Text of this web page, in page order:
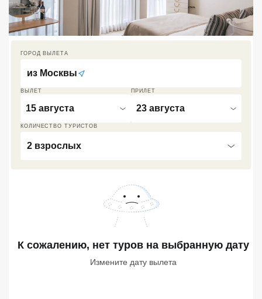
ВЫЛЕТ
15 августа
ПРИЛЕТ
23 августа
КОЛИЧЕСТВО ТУРИСТОВ
2 взрослых
ГОРОД ВЫЛЕТА
из Москвы
К сожалению, нет туров на выбранную дату
Измените дату вылета
Занзибар
Абхазия
Большой Сочи
Экскурсионные туры
VIP отели 5 звезд
ТОП 10 лучших отелей 5*
Недорогие отели 4*